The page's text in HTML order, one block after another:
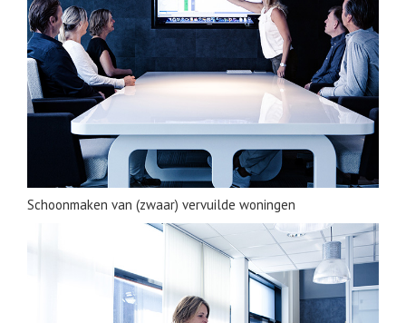
Schoonmaken van (zwaar) vervuilde woningen